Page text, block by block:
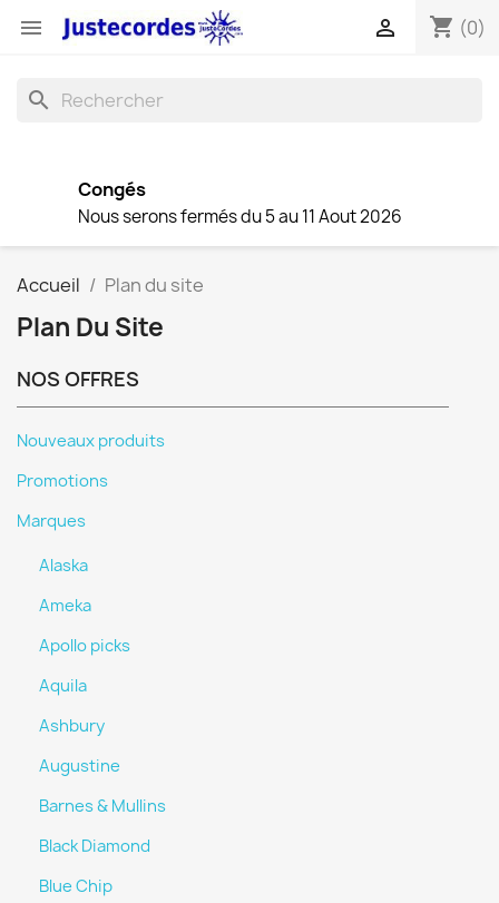
 shopping_cart (0)

search
Congés
Nous serons fermés du 5 au 11 Aout 2026
Accueil Plan du site
Plan Du Site
NOS OFFRES
Nouveaux produits
Promotions
Marques
Alaska
Ameka
Apollo picks
Aquila
Ashbury
Augustine
Barnes & Mullins
Black Diamond
Blue Chip